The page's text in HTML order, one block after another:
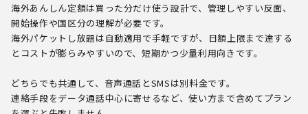
海外あんしん定額は買った分だけ使う設計で、管理しやすい反面、
開始操作や国区分の理解が必要です。
海外パケットし放題は自動適用で手軽ですが、日額上限まで達する
とコストが膨らみやすいので、短期かつ少量利用向きです。
どちらでも共通して、音声通話とSMSは別料金です。
連絡手段をデータ通話中心に寄せるなど、使い方まで含めてプラン